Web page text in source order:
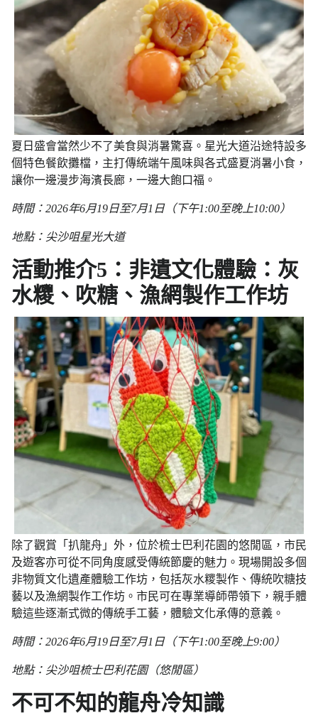
夏日盛會當然少不了美食與消暑驚喜。星光大道沿途特設多
個特色餐飲攤檔，主打傳統端午風味與各式盛夏消暑小食，
讓你一邊漫步海濱長廊，一邊大飽口福。
時間：2026年6月19日至7月1日（下午1:00至晚上10:00）
地點：尖沙咀星光大道
活動推介5：非遺文化體驗：灰
水糭、吹糖、漁網製作工作坊
除了觀賞「扒龍舟」外，位於梳士巴利花園的悠閒區，市民
及遊客亦可從不同角度感受傳統節慶的魅力。現場開設多個
非物質文化遺產體驗工作坊，包括灰水糭製作、傳統吹糖技
藝以及漁網製作工作坊。市民可在專業導師帶領下，親手體
驗這些逐漸式微的傳統手工藝，體驗文化承傳的意義。
時間：2026年6月19日至7月1日（下午1:00至晚上9:00）
地點：尖沙咀梳士巴利花園（悠閒區）
不可不知的龍舟冷知識